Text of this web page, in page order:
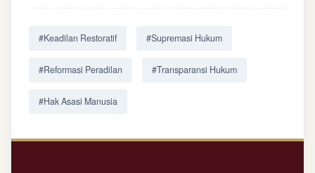
#Keadilan Restoratif #Supremasi Hukum
#Reformasi Peradilan #Transparansi Hukum
#Hak Asasi Manusia